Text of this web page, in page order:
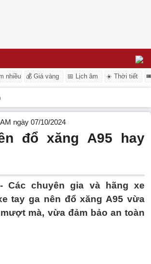
nhiều 💰 Giá vàng 📅 Lịch âm ☀️ Thời tiết
ngày 07/10/2024
đổ xăng A95 hay
Các chuyên gia và hãng xe
tay ga nên đổ xăng A95 vừa
mà, vừa đảm bảo an toàn